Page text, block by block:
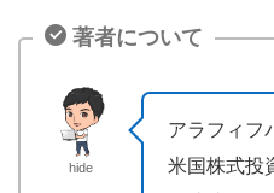
著者について
hide
アラフィフ
米国株式投